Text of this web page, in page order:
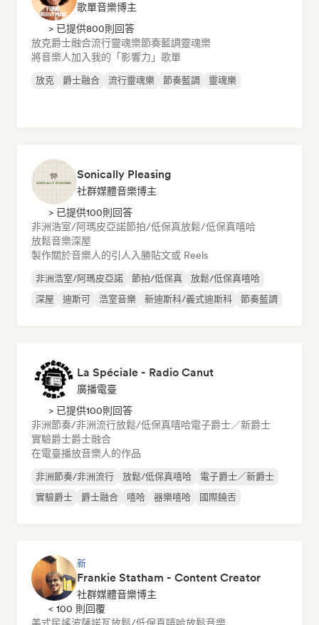
歌單音樂博主
> 已提供800則回答
放克爵士融合流行靈魂樂節奏藍調靈魂樂
將音樂人加入我的「影響力」歌單
放克 爵士融合 流行靈魂樂 節奏藍調 靈魂樂
Sonically Pleasing
社群媒體音樂博主
> 已提供100則回答
非洲浩室/阿瑪皮亞諾節拍/低保真放鬆/低保真嘻哈
放鬆音樂深屋
製作關於音樂人的引人入勝貼文或 Reels
非洲浩室/阿瑪皮亞諾 節拍/低保真
放鬆/低保真嘻哈
深屋
迪斯可 浩室音樂 新迪斯科/義式迪斯科 節奏藍調
La Spéciale - Radio Canut
廣播電臺
> 已提供100則回答
非洲節奏/非洲流行放鬆/低保真嘻哈電子爵士／新爵士
實驗爵士爵士融合
在電臺播放音樂人的作品
非洲節奏/非洲流行 放鬆/低保真嘻哈
電子爵士／新爵士
實驗爵士
爵士融合 嘻哈 器樂嘻哈 國際饒舌
新
Frankie Statham - Content Creator
社群媒體音樂博主
< 100 則回覆